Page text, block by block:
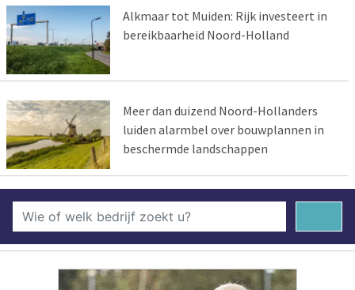
Alkmaar tot Muiden: Rijk investeert in
bereikbaarheid Noord-Holland
Meer dan duizend Noord-Hollanders
luiden alarmbel over bouwplannen in
beschermde landschappen